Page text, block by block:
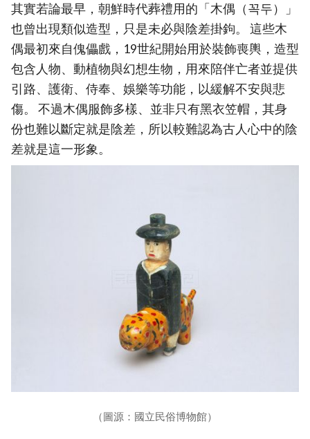
其實若論最早，朝鮮時代葬禮用的「木偶（꼭두）」
也曾出現類似造型，只是未必與陰差掛鉤。 這些木
偶最初來自傀儡戲，19世紀開始用於裝飾喪輿，造型
包含人物、動植物與幻想生物，用來陪伴亡者並提供
引路、護衛、侍奉、娛樂等功能，以緩解不安與悲
傷。 不過木偶服飾多樣、並非只有黑衣笠帽，其身
份也難以斷定就是陰差，所以較難認為古人心中的陰
差就是這一形象。
（圖源：國立民俗博物館）